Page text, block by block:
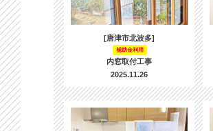
[唐津市北波多]
補助金利用
内窓取付工事
2025.11.26